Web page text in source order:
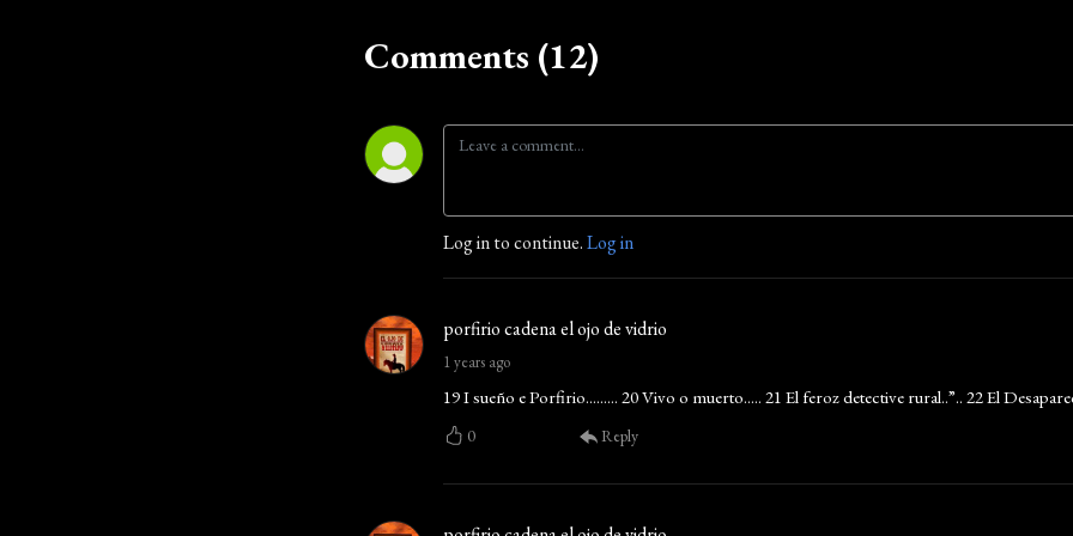
Comments (12)
Log in to continue.Log in
porfirio cadena el ojo de vidrio
1 years ago
19 I sueño e Porfirio......... 20 Vivo o muerto..... 21 El feroz detective rural..”.. 22 El
0 Reply